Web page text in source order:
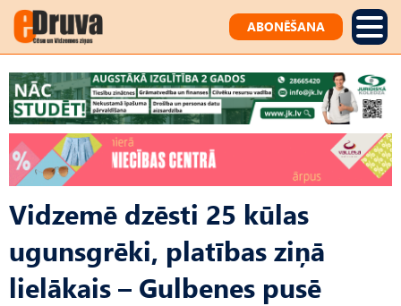
ABONĒŠANA
Vidzemē dzēsti 25 kūlas
ugunsgrēki, platības ziņā
lielākais – Gulbenes pusē